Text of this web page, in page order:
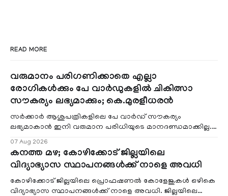
READ MORE
വരുമാനം പരിഗണിക്കാതെ എല്ലാ
രോഗികൾക്കും പേ വാർഡുകളിൽ ചികിത്സാ
സൗകര്യം ലഭ്യമാക്കും; കെ.മുരളീധരൻ
സർക്കാർ ആശുപത്രികളിലെ പേ വാർഡ് സൗകര്യം
ലഭ്യമാകാൻ ഇനി വരുമാന പരിധിയുടെ മാനദണ്ഡമാക്കില്ല.
07 Aug 2026
കനത്ത മഴ; കോഴിക്കോട് ജില്ലയിലെ
വിദ്യാഭ്യാസ സ്ഥാപനങ്ങൾക്ക് നാളെ അവധി
കോഴിക്കോട് ജില്ലയിലെ പ്രൊഫഷണൽ കോളേജുകൾ ഒഴികെ
വിദ്യാഭ്യാസ സ്ഥാപനങ്ങൾക്ക് നാളെ അവധി. ജില്ലയിലെ